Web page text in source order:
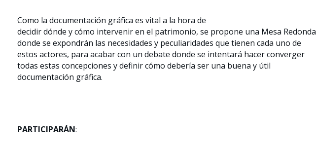
Como la documentación gráfica es vital a la hora de
decidir dónde y cómo intervenir en el patrimonio, se propone una Mesa Redonda
donde se expondrán las necesidades y peculiaridades que tienen cada uno de
estos actores, para acabar con un debate donde se intentará hacer converger
todas estas concepciones y definir cómo debería ser una buena y útil
documentación gráfica.
PARTICIPARÁN: